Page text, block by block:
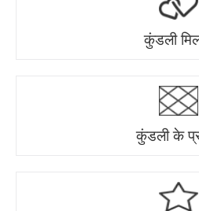
कुंडली
कुंडली के